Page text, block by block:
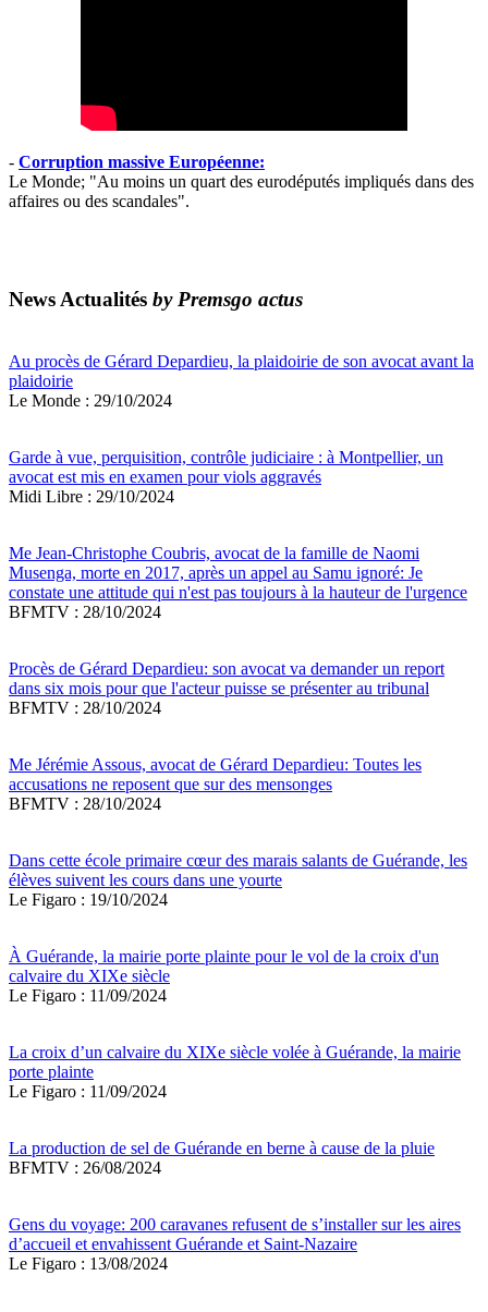
- Corruption massive Européenne:
Le Monde; "Au moins un quart des eurodéputés impliqués dans des
affaires ou des scandales".
News Actualités by Premsgo actus
Au procès de Gérard Depardieu, la plaidoirie de son avocat avant la
plaidoirie
Le Monde : 29/10/2024
Garde à vue, perquisition, contrôle judiciaire : à Montpellier, un
avocat est mis en examen pour viols aggravés
Midi Libre : 29/10/2024
Me Jean-Christophe Coubris, avocat de la famille de Naomi
Musenga, morte en 2017, après un appel au Samu ignoré: Je
constate une attitude qui n'est pas toujours à la hauteur de l'urgence
BFMTV : 28/10/2024
Procès de Gérard Depardieu: son avocat va demander un report
dans six mois pour que l'acteur puisse se présenter au tribunal
BFMTV : 28/10/2024
Me Jérémie Assous, avocat de Gérard Depardieu: Toutes les
accusations ne reposent que sur des mensonges
BFMTV : 28/10/2024
Dans cette école primaire cœur des marais salants de Guérande, les
élèves suivent les cours dans une yourte
Le Figaro : 19/10/2024
À Guérande, la mairie porte plainte pour le vol de la croix d'un
calvaire du XIXe siècle
Le Figaro : 11/09/2024
La croix d’un calvaire du XIXe siècle volée à Guérande, la mairie
porte plainte
Le Figaro : 11/09/2024
La production de sel de Guérande en berne à cause de la pluie
BFMTV : 26/08/2024
Gens du voyage: 200 caravanes refusent de s’installer sur les aires
d’accueil et envahissent Guérande et Saint-Nazaire
Le Figaro : 13/08/2024